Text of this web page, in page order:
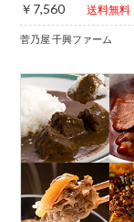
￥7,560 送料無料
菅乃屋 千興ファーム